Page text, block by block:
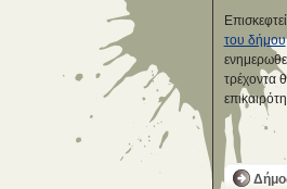
του δήμου
τρέχοντα